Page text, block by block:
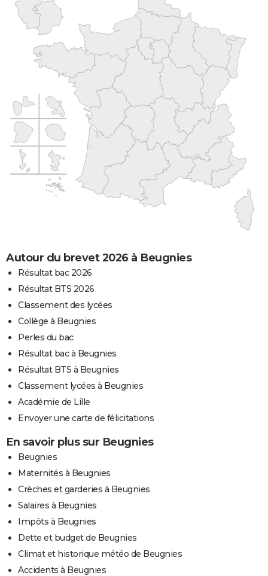
Autour du brevet 2026 à Beugnies
Résultat bac 2026
Résultat BTS 2026
Classement des lycées
Collège à Beugnies
Perles du bac
Résultat bac à Beugnies
Résultat BTS à Beugnies
Classement lycées à Beugnies
Académie de Lille
Envoyer une carte de félicitations
En savoir plus sur Beugnies
Beugnies
Maternités à Beugnies
Crèches et garderies à Beugnies
Salaires à Beugnies
Impôts à Beugnies
Dette et budget de Beugnies
Climat et historique météo de Beugnies
Accidents à Beugnies